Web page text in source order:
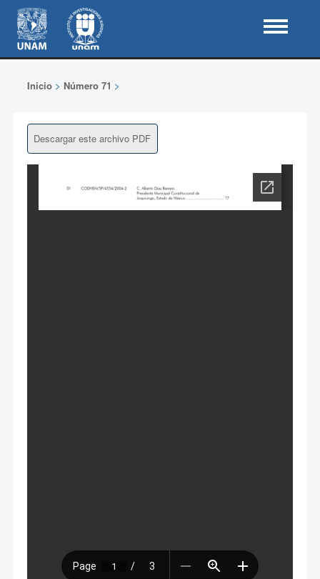
Inicio> Número 71 >
Descargar este archivo PDF